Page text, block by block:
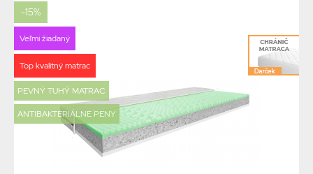
-15%
Veľmi žiadaný
Top kvalitný matrac
PEVNÝ TUHÝ MATRAC
ANTIBAKTERIÁLNE PENY